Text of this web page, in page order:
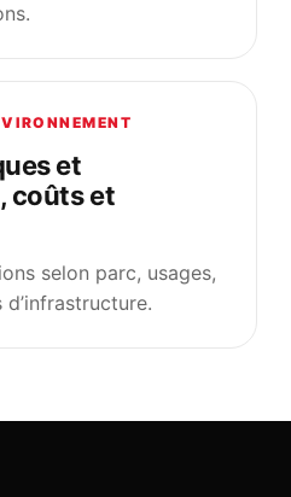
et
coûts et
selon parc, usages,